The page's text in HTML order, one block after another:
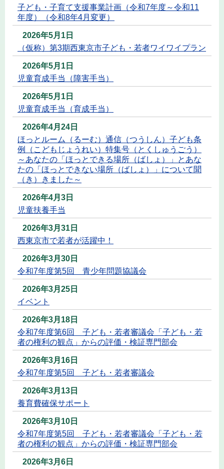
子ども・子育て支援事業計画（令和7年度～令和11
年度）（令和8年4月変更）
2026年5月1日
（仮称）第3期西東京市子ども・若者ワイワイプラン
2026年5月1日
児童育成手当（障害手当）
2026年5月1日
児童育成手当（育成手当）
2026年4月24日
ほっとルーム（るーむ）通信（つうしん）子ども条
例（こどもじょうれい）特集号（とくしゅうごう）
～あなたの「ほっとできる場所（ばしょ）」とあな
たの「ほっとできない場所（ばしょ）」について聞
（き）きました～
2026年4月3日
児童扶養手当
2026年3月31日
西東京市で若者が活躍中！
2026年3月30日
令和7年度第5回 青少年問題協議会
2026年3月25日
イベント
2026年3月18日
令和7年度第6回 子ども・若者審議会「子ども・若
者の権利の観点」からの評価・検証専門部会
2026年3月16日
令和7年度第5回 子ども・若者審議会
2026年3月13日
養育費確保サポート
2026年3月10日
令和7年度第5回 子ども・若者審議会「子ども・若
者の権利の観点」からの評価・検証専門部会
2026年3月6日